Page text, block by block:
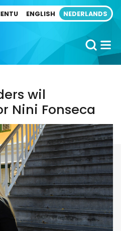
ENGLISH NEDERLANDS
wil
Nini Fonseca